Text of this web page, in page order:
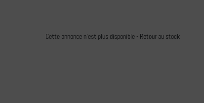
Cette annonce n'est plus disponible - Retour au stock